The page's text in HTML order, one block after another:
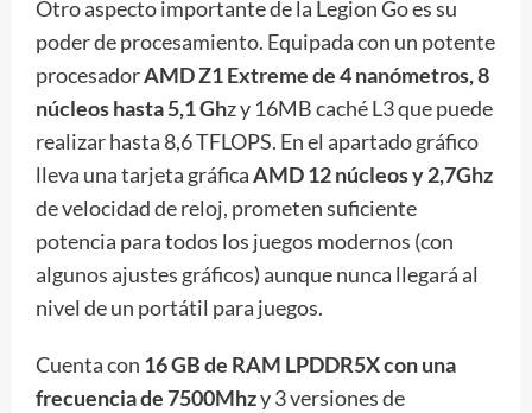
Otro aspecto importante de la Legion Go es su
poder de procesamiento. Equipada con un potente
procesadorAMD Z1 Extreme de 4 nanómetros, 8
núcleos hasta 5,1 Ghz y 16MB caché L3 que puede
realizar hasta 8,6 TFLOPS. En el apartado gráfico
lleva una tarjeta gráficaAMD 12 núcleos y 2,7Ghz
de velocidad de reloj, prometen suficiente
potencia para todos los juegos modernos (con
algunos ajustes gráficos) aunque nunca llegará al
nivel de un portátil para juegos.
Cuenta con 16 GB de RAM LPDDR5X con una
frecuencia de 7500Mhzy 3 versiones de